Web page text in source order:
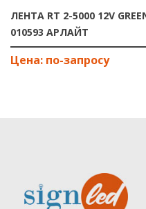
ЛЕНТА RT 2-5000 12V
010593 АРЛАЙТ